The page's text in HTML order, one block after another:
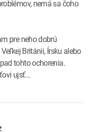
nemá sa čoho
pre neho dobrú
Británii, Írsku alebo
tohto ochorenia.
ujsť...